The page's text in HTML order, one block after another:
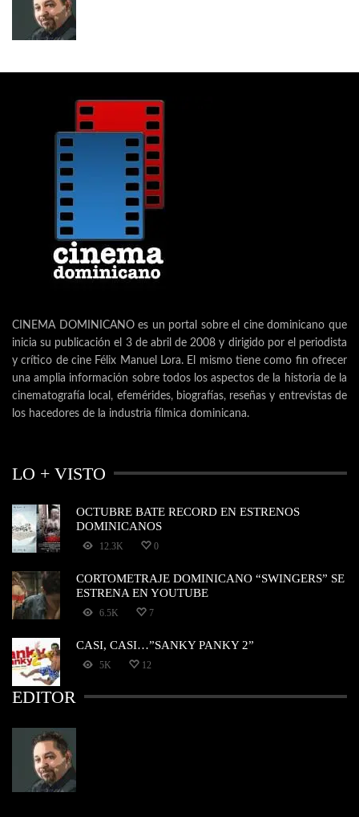
CINEMA DOMINICANO es un portal sobre el cine dominicano que
inicia su publicación el 3 de abril de 2008 y dirigido por el periodista
y crítico de cine Félix Manuel Lora. El mismo tiene como fin ofrecer
una amplia información sobre todos los aspectos de la historia de la
cinematografía local, efemérides, biografías, reseñas y entrevistas de
los hacedores de la industria fílmica dominicana.
LO + VISTO
OCTUBRE BATE RECORD EN ESTRENOS
DOMINICANOS
12.3K 0
CORTOMETRAJE DOMINICANO “SWINGERS” SE
ESTRENA EN YOUTUBE
6.5K 7
CASI, CASI…”SANKY PANKY 2”
5K 12
EDITOR